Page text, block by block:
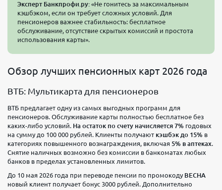
Эксперт Банкпрофи.ру: «Не гонитесь за максимальным
кэшбэком, если он требует сложных условий. Для
пенсионеров важнее стабильность: бесплатное
обслуживание, отсутствие скрытых комиссий и простота
использования карты».
Обзор лучших пенсионных карт 2026 года
ВТБ: Мультикарта для пенсионеров
ВТБ предлагает одну из самых выгодных программ для
пенсионеров. Обслуживание карты полностью бесплатное без
каких-либо условий. На остаток по счету начисляется 7% годовых
на сумму до 100 000 рублей. Клиенты получают кэшбэк до 15% в
категориях повышенного вознаграждения, включая 5% в аптеках.
Снятие наличных возможно без комиссии в банкоматах любых
банков в пределах установленных лимитов.
До 10 мая 2026 года при переводе пенсии по промокоду ВЕСНА
новый клиент получает бонус 3000 рублей. Дополнительно